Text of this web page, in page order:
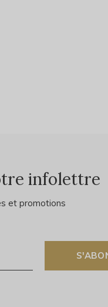
infolettre
et promotions